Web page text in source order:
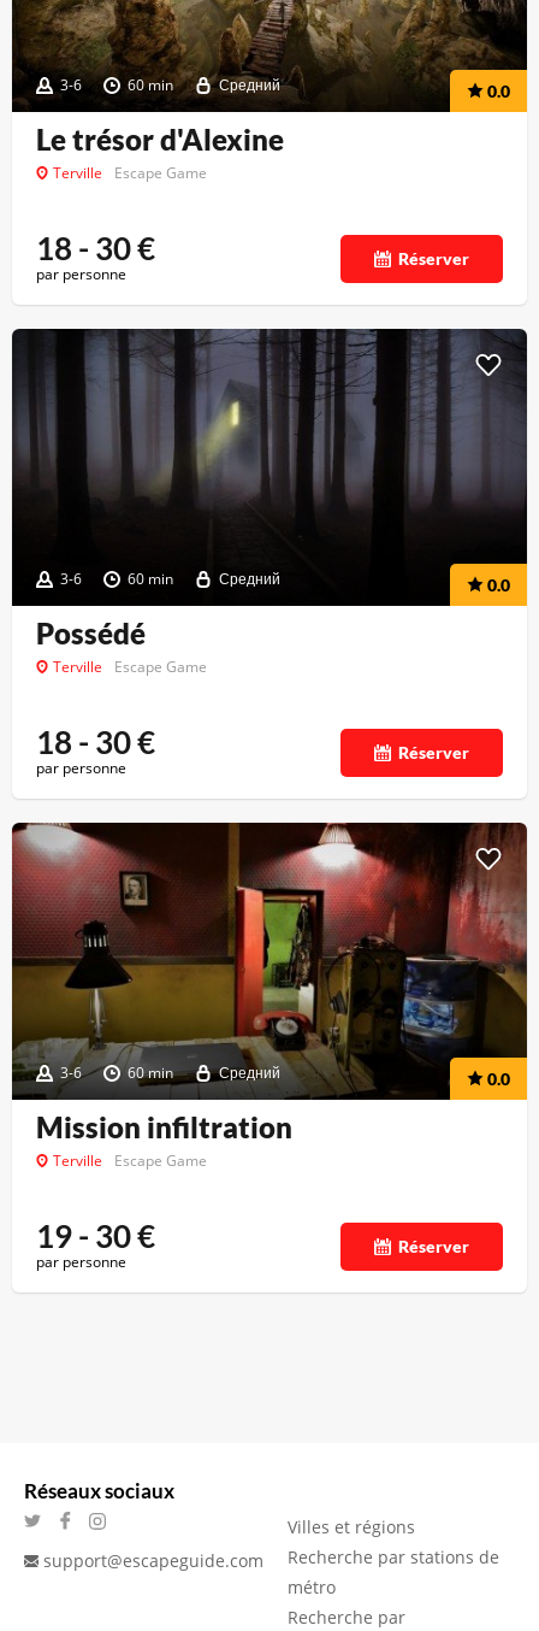
3-6 60 min Средний 0.0
Le trésor d'Alexine
Terville Escape Game
18 - 30€
par personne
Réserver
3-6 60 min Средний 0.0
Possédé
Terville Escape Game
18 - 30€
par personne
Réserver
3-6 60 min Средний 0.0
Mission infiltration
Terville Escape Game
19 - 30€
par personne
Réserver
Réseaux sociaux
support@escapeguide.com
Villes et régions
Recherche par stations de
métro
Recherche par